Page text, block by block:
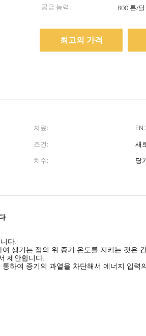
공급 능력:
800 톤/달
최고의 가격
자료:
EN
조건:
새
치수:
당
다.
생기는 점의 위 증기 온도를 지키는 것은
제안합니다.
하여 증기의 과열을 차단해서 에너지 입력